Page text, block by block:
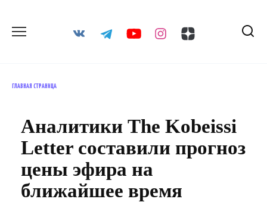
содержанию
ГЛАВНАЯ СТРАНИЦА
Аналитики The Kobeissi
Letter составили прогноз
цены эфира на
ближайшее время